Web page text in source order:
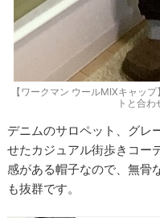
【ワークマン ウールMIXキャッ
トと合
デニムのサロペット、グレ
せたカジュアル街歩きコー
感がある帽子なので、無骨
も抜群です。